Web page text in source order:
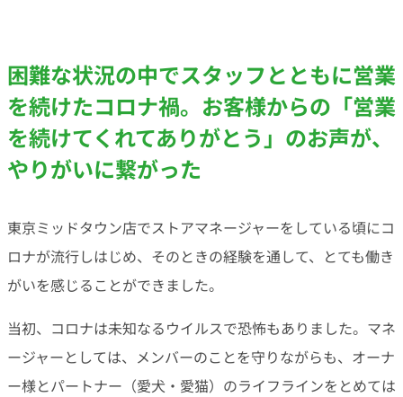
困難な状況の中でスタッフとともに営業
を続けたコロナ禍。お客様からの「営業
を続けてくれてありがとう」のお声が、
やりがいに繋がった
東京ミッドタウン店でストアマネージャーをしている頃にコ
ロナが流行しはじめ、そのときの経験を通して、とても働き
がいを感じることができました。
当初、コロナは未知なるウイルスで恐怖もありました。マネ
ージャーとしては、メンバーのことを守りながらも、オーナ
ー様とパートナー（愛犬・愛猫）のライフラインをとめては